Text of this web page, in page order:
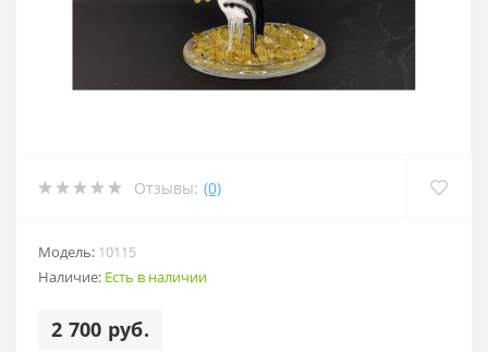
Отзывы: (0)
Модель: 10115
Наличие: Есть в наличии
2 700 руб.